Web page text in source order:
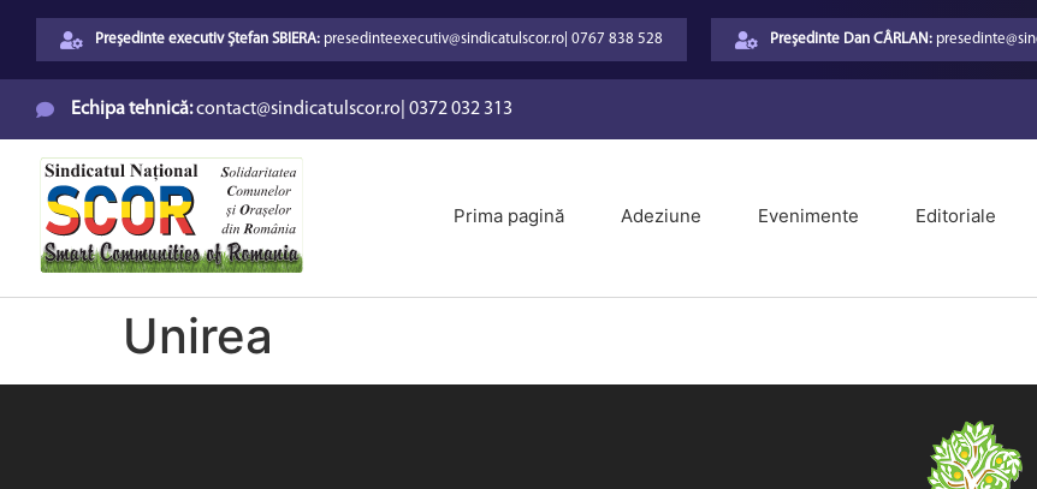
Președinte executiv Ștefan SBIERA:presedinteexecutiv@sindicatulscor.ro| 0767 838 528 Președinte Dan CÂRLAN:
Echipa tehnică:contact@sindicatulscor.ro 0372 032 313
Prima pagină Adeziune Evenimente Editoriale
Unirea